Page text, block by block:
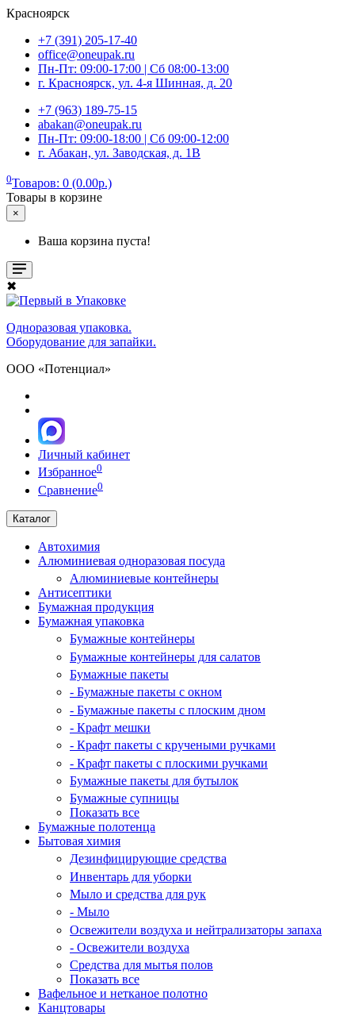
Красноярск
+7 (391) 205-17-40
office@oneupak.ru
Пн-Пт: 09:00-17:00 | Сб 08:00-13:00
г. Красноярск, ул. 4-я Шинная, д. 20
+7 (963) 189-75-15
abakan@oneupak.ru
Пн-Пт: 09:00-18:00 | Сб 09:00-12:00
г. Абакан, ул. Заводская, д. 1В
0Товаров: 0 (0.00р.)
Товары в корзине
×
Ваша корзина пуста!
✖
Одноразовая упаковка.
Оборудование для запайки.
ООО «Потенциал»
Личный кабинет
Избранное0
Сравнение0
Каталог
Автохимия
Алюминиевая одноразовая посуда
Алюминиевые контейнеры
Антисептики
Бумажная продукция
Бумажная упаковка
Бумажные контейнеры
Бумажные контейнеры для салатов
Бумажные пакеты
- Бумажные пакеты с окном
- Бумажные пакеты с плоским дном
- Крафт мешки
- Крафт пакеты с кручеными ручками
- Крафт пакеты с плоскими ручками
Бумажные пакеты для бутылок
Бумажные супницы
Показать все
Бумажные полотенца
Бытовая химия
Дезинфицирующие средства
Инвентарь для уборки
Мыло и средства для рук
- Мыло
Освежители воздуха и нейтрализаторы запаха
- Освежители воздуха
Средства для мытья полов
Показать все
Вафельное и нетканое полотно
Канцтовары